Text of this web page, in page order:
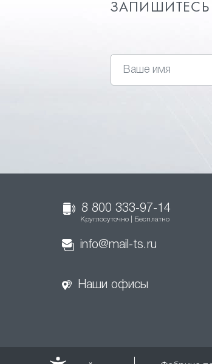
8 800 333-97-14
Круглосуточно | Бесплатно
info@mail-ts.ru
Наши офисы